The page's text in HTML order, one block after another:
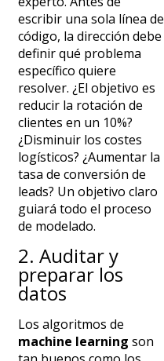
escribir una sola línea de
código, la dirección debe
definir qué problema
específico quiere
resolver. ¿El objetivo es
reducir la rotación de
clientes en un 10%?
¿Disminuir los costes
logísticos? ¿Aumentar la
tasa de conversión de
leads? Un objetivo claro
guiará todo el proceso
de modelado.
2. Auditar y
preparar los
datos
Los algoritmos de
machine learning son